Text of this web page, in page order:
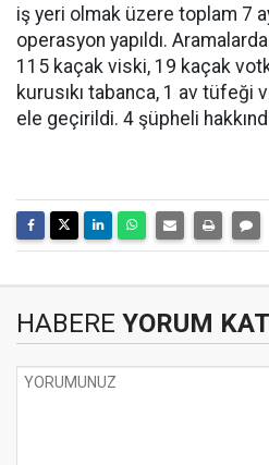
iş yeri olmak üzere toplam 7
operasyon yapıldı.
115 kaçak viski, 19 kaçak
kurusıkı tabanca, 1 av tüfeği
ele geçirildi. 4 şüpheli
HABERE YORUM KAT